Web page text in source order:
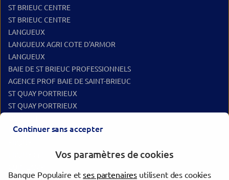
ST BRIEUC CENTRE
ST BRIEUC CENTRE
LANGUEUX
LANGUEUX AGRI COTE D'ARMOR
LANGUEUX
BAIE DE ST BRIEUC PROFESSIONNELS
AGENCE PROF BAIE DE SAINT-BRIEUC
ST QUAY PORTRIEUX
ST QUAY PORTRIEUX
LAMBALLE
Continuer sans accepter
Vos paramètres de cookies
Banque Populaire etses partenaires utilisent des cookies